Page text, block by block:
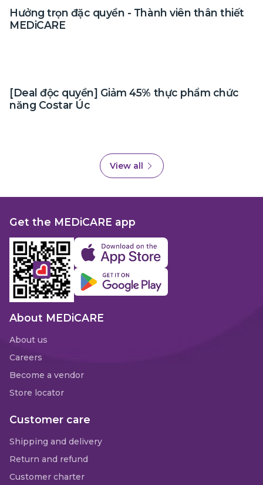
Hưởng trọn đặc quyền - Thành viên thân thiết
MEDiCARE
[Deal độc quyền] Giảm 45% thực phẩm chức
năng Costar Úc
View all
Get the MEDiCARE app
About MEDiCARE
About us
Careers
Become a vendor
Store locator
Customer care
Shipping and delivery
Return and refund
Customer charter